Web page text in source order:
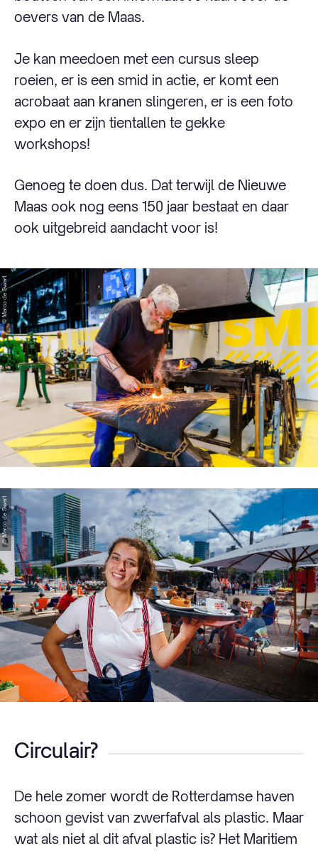
oevers van de Maas.
Je kan meedoen met een cursus sleep
roeien, er is een smid in actie, er komt een
acrobaat aan kranen slingeren, er is een foto
expo en er zijn tientallen te gekke
workshops!
Genoeg te doen dus. Dat terwijl de Nieuwe
Maas ook nog eens 150 jaar bestaat en daar
ook uitgebreid aandacht voor is!
© Marco de Swart
© Marco de Swart
Circulair?
De hele zomer wordt de Rotterdamse haven
schoon gevist van zwerfafval als plastic. Maar
wat als niet al dit afval plastic is? Het Maritiem